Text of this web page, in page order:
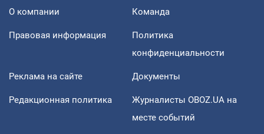
О компании Команда
Правовая информация
Политика
конфиденциальности
Реклама на сайте Документы
Редакционная политика
Журналисты OBOZ.UA на
месте событий